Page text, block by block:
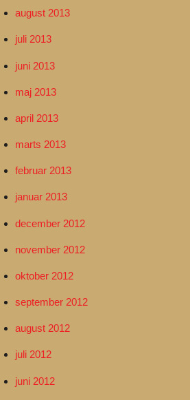
august 2013
juli 2013
juni 2013
maj 2013
april 2013
marts 2013
februar 2013
januar 2013
december 2012
november 2012
oktober 2012
september 2012
august 2012
juli 2012
juni 2012